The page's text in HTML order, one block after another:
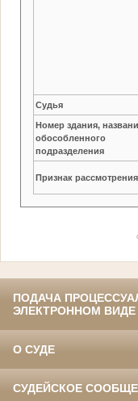
Судья
Номер здания,
обособленного
подразделения
Признак
ПОДАЧА
ЭЛЕКТРОННОМ ВИДЕ
О СУДЕ
СУДЕЙСКОЕ